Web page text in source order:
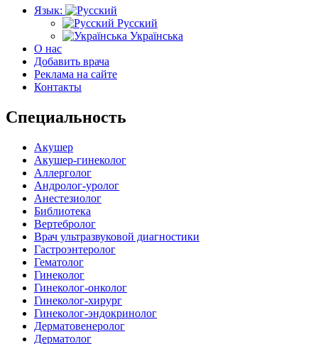
Язык:
Русский
Українська
О нас
Добавить врача
Реклама на сайте
Контакты
Специальность
Акушер
Акушер-гинеколог
Аллерголог
Андролог-уролог
Анестезиолог
Библиотека
Вертебролог
Врач ультразвуковой диагностики
Гастроэнтеролог
Гематолог
Гинеколог
Гинеколог-онколог
Гинеколог-хирург
Гинеколог-эндокринолог
Дерматовенеролог
Дерматолог